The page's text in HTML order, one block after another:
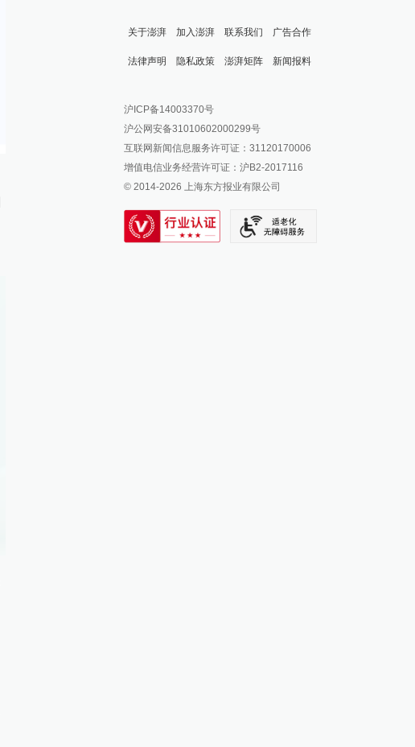
关于澎湃 加入澎湃 联系我们 广告合作
法律声明 隐私政策 澎湃矩阵
澎湃新闻公众号
澎湃新闻抖音号
派生万物开放平台
IP SHANGHAI
SIXTH TONE
新闻报料
报料邮箱: news@thepaper.cn
沪ICP备14003370号
沪公网安备31010602000299号
互联网新闻信息服务许可证：31120170006
增值电信业务经营许可证：沪B2-2017116
© 2014-2026 上海东方报业有限公司